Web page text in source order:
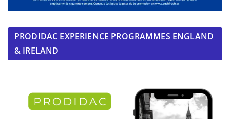
PRODIDAC EXPERIENCE PROGRAMMES ENGLAND
& IRELAND